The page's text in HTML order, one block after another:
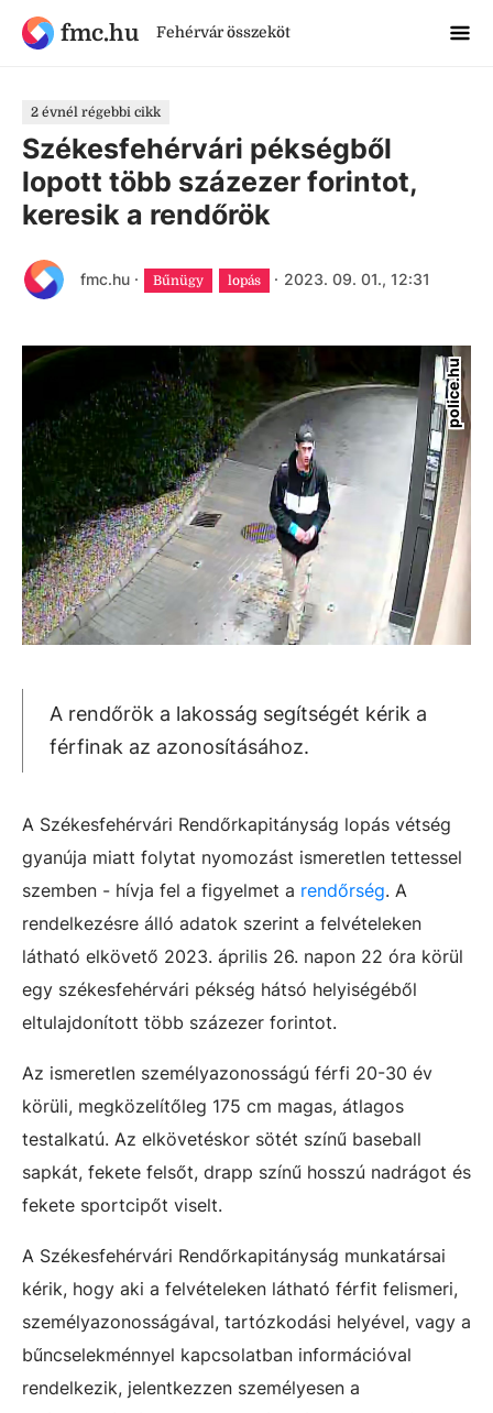
fmc.hu Fehérvár összeköt
2 évnél régebbi cikk
Székesfehérvári pékségből
lopott több százezer forintot,
keresik a rendőrök
fmc.hu · Bűnügy lopás · 2023. 09. 01., 12:31
police.hu
A rendőrök a lakosság segítségét kérik a
férfinak az azonosításához.
A Székesfehérvári Rendőrkapitányság lopás vétség
gyanúja miatt folytat nyomozást ismeretlen tettessel
szemben - hívja fel a figyelmet a rendőrség. A
rendelkezésre álló adatok szerint a felvételeken
látható elkövető 2023. április 26. napon 22 óra körül
egy székesfehérvári pékség hátsó helyiségéből
eltulajdonított több százezer forintot.
Az ismeretlen személyazonosságú férfi 20-30 év
körüli, megközelítőleg 175 cm magas, átlagos
testalkatú. Az elkövetéskor sötét színű baseball
sapkát, fekete felsőt, drapp színű hosszú nadrágot és
fekete sportcipőt viselt.
A Székesfehérvári Rendőrkapitányság munkatársai
kérik, hogy aki a felvételeken látható férfit felismeri,
személyazonosságával, tartózkodási helyével, vagy a
bűncselekménnyel kapcsolatban információval
rendelkezik, jelentkezzen személyesen a